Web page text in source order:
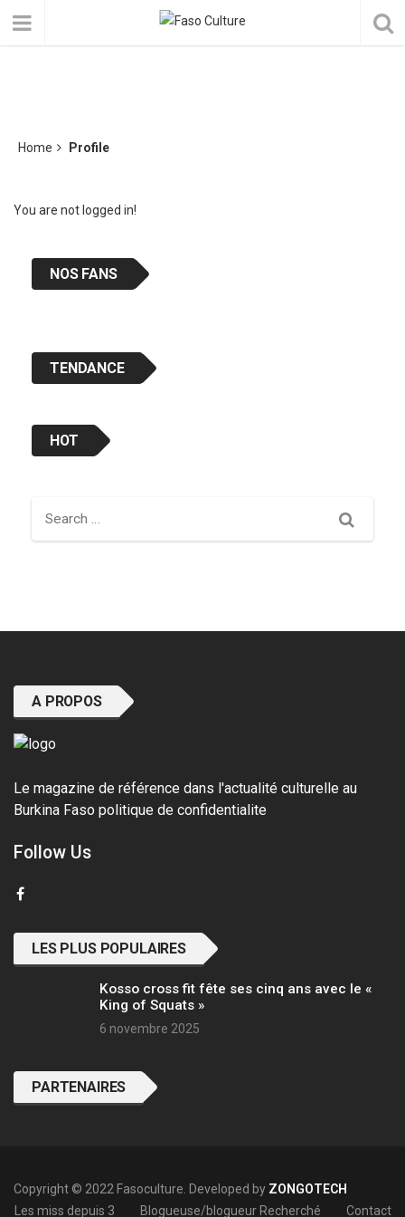
Home Profile
You are not logged in!
NOS FANS
TENDANCE
HOT
Search
A PROPOS
Le magazine de référence dans l'actualité culturelle au
Burkina Faso politique de confidentialite
Follow Us
LES PLUS POPULAIRES
Kosso cross fit fête ses cinq ans avec le «
King of Squats »
6 novembre 2025
PARTENAIRES
Copyright © 2022 Fasoculture. Developed by ZONGOTECH
Les miss depuis 3
Blogueuse/blogueur Recherché Contact